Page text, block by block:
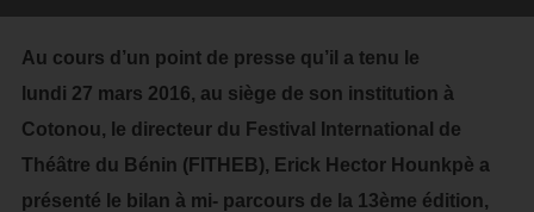
Au cours d’un point de presse qu’il a tenu le
lundi 27 mars 2016, au siège de son institution à
Cotonou, le directeur du Festival International de
Théâtre du Bénin (FITHEB), Erick Hector Hounkpè a
présenté le bilan à mi- parcours de la 13ème édition,